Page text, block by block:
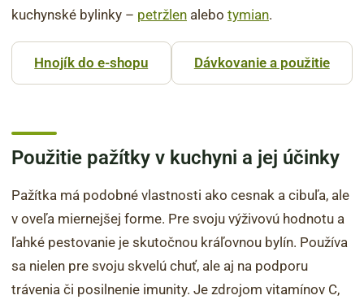
kuchynské bylinky – petržlen alebo tymian.
Hnojík do e-shopu Dávkovanie a použitie
Použitie pažítky v kuchyni a jej účinky
Pažítka má podobné vlastnosti ako cesnak a cibuľa, ale
v oveľa miernejšej forme. Pre svoju výživovú hodnotu a
ľahké pestovanie je skutočnou kráľovnou bylín. Používa
sa nielen pre svoju skvelú chuť, ale aj na podporu
trávenia či posilnenie imunity. Je zdrojom vitamínov C,